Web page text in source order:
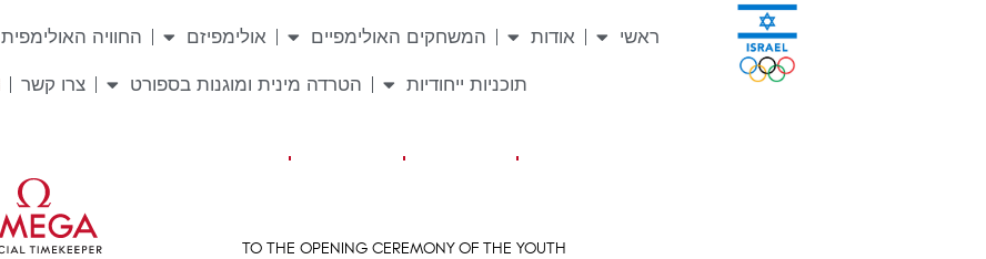
ראשי אודות המשחקים האולימפיים אולימפיזם החוויה האולימפית
תוכניות ייחודיות הטרדה מינית ומוגנות בספורט צרו קשר